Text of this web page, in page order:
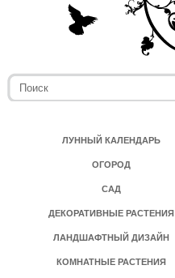
ЛУННЫЙ КАЛЕНДАРЬ
ОГОРОД
САД
ДЕКОРАТИВНЫЕ РАСТЕНИЯ
ЛАНДШАФТНЫЙ ДИЗАЙН
КОМНАТНЫЕ РАСТЕНИЯ